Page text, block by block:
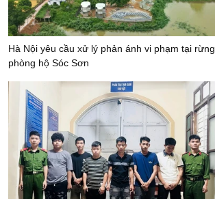
Hà Nội yêu cầu xử lý phản ánh vi phạm tại rừng
phòng hộ Sóc Sơn